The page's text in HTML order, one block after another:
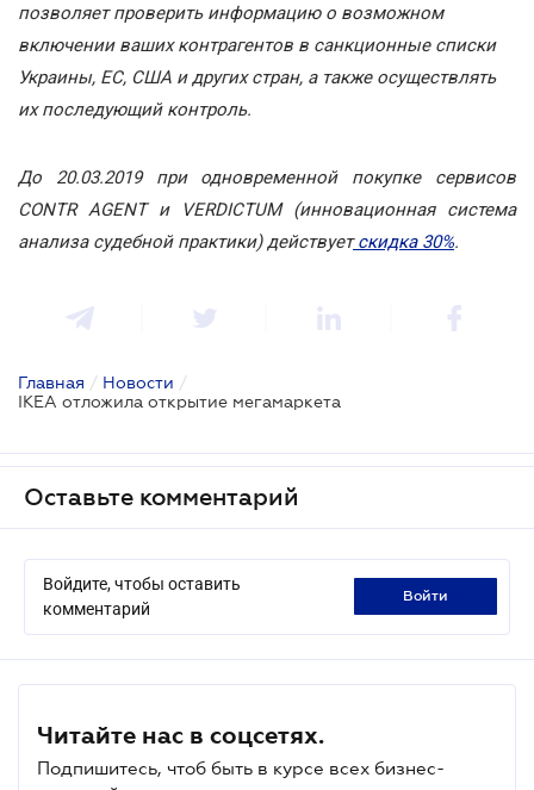
позволяет проверить информацию о возможном
включении ваших контрагентов в санкционные списки
Украины, ЕС, США и других стран, а также осуществлять
их последующий контроль.
До 20.03.2019 при одновременной покупке сервисов
CONTR AGENT и VERDICTUM (инновационная система
анализа судебной практики) действуетскидка 30%.
Главная / Новости /
IKEA отложила открытие мегамаркета
Оставьте комментарий
Войдите, чтобы оставить
комментарий
войти
Читайте нас в соцсетях.
Подпишитесь, чтоб быть в курсе всех бизнес-